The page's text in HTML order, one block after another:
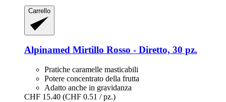
Carrello
Alpinamed Mirtillo Rosso -​ Diretto, 30 pz.
Pratiche caramelle masticabili
Potere concentrato della frutta
Adatto anche in gravidanza
CHF 15.40 (CHF 0.51 / pz.)